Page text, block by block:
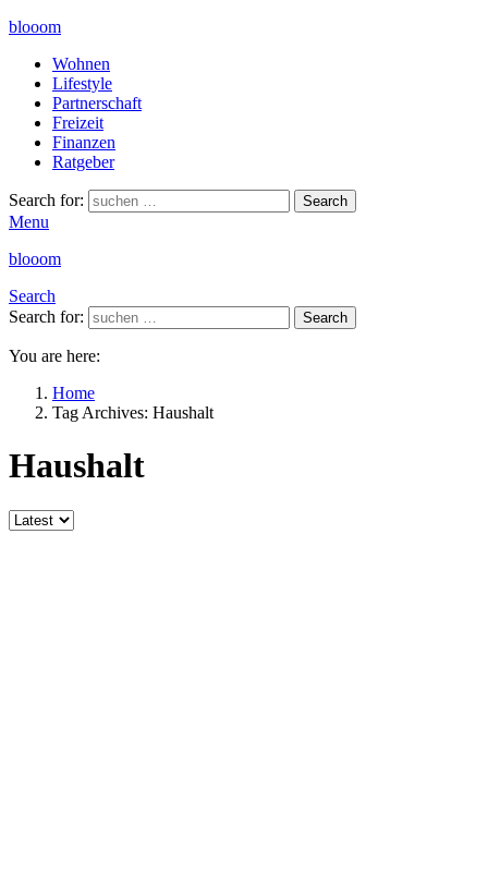
blooom
Wohnen
Lifestyle
Partnerschaft
Freizeit
Finanzen
Ratgeber
Search for: Search
Menu
blooom
Search
Search for:
Search
You are here:
Home
Tag Archives: Haushalt
Haushalt